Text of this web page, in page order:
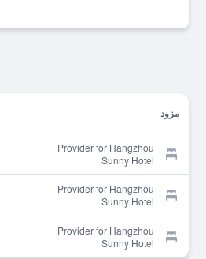
مزود
Provider for Hangzhou
Sunny Hotel
Provider for Hangzhou
Sunny Hotel
Provider for Hangzhou
Sunny Hotel